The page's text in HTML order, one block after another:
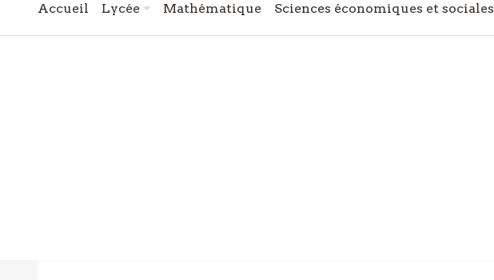
Accueil Lycée Mathématique Sciences économiques et sociales